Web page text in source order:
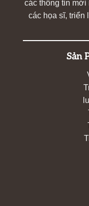
các thông tin mới
các họa sĩ, triển
Sản